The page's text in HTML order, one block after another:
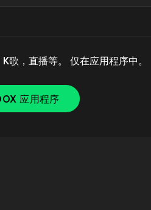
歌，直播等。 仅在应用程序中。
应用程序